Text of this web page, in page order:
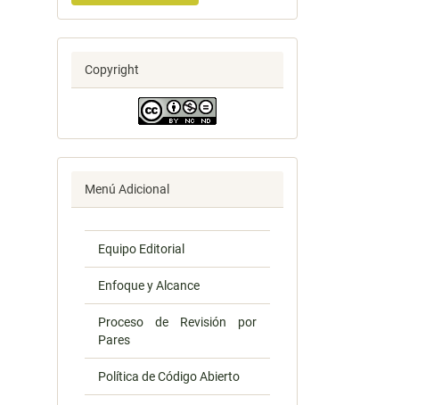
Copyright
Menú Adicional
Equipo Editorial
Enfoque y Alcance
Proceso de Revisión por
Pares
Política de Código Abierto